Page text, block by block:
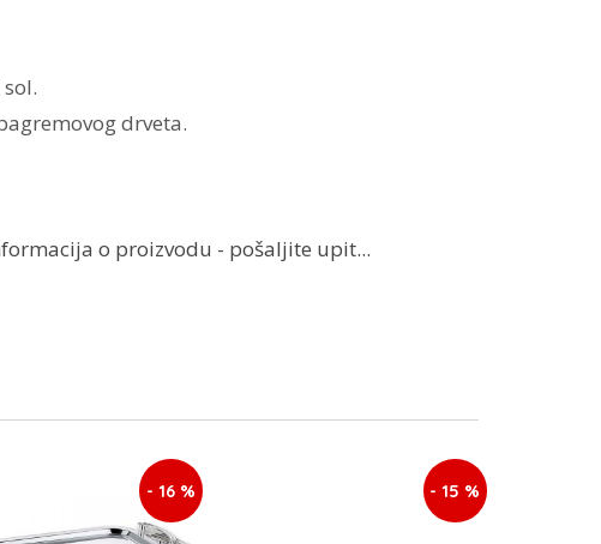
drveta.
o proizvodu - pošaljite upit...
- 16 % - 15 %